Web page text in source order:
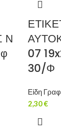
Ν
07
30/Φ
Είδη
2,30€